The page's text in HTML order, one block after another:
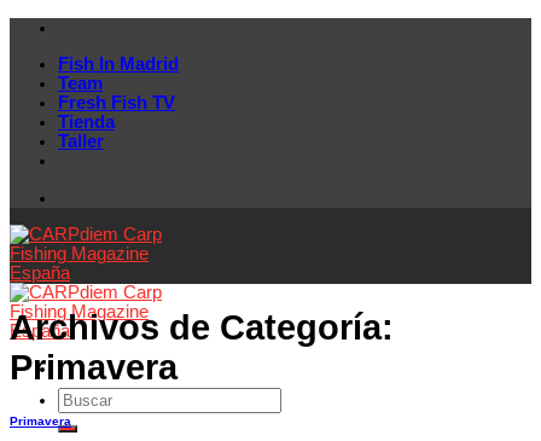
Skip
contentFish In Madrid
Team
Fresh Fish TV
Tienda
Taller
Archivos de Categoría:
Primavera
Primavera